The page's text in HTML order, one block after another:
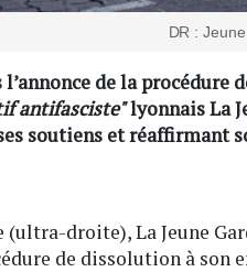
DR :
l’annonce de la
antifasciste"lyonnais La
soutiens et réaffirmant
droite), La Jeune
de dissolution à son